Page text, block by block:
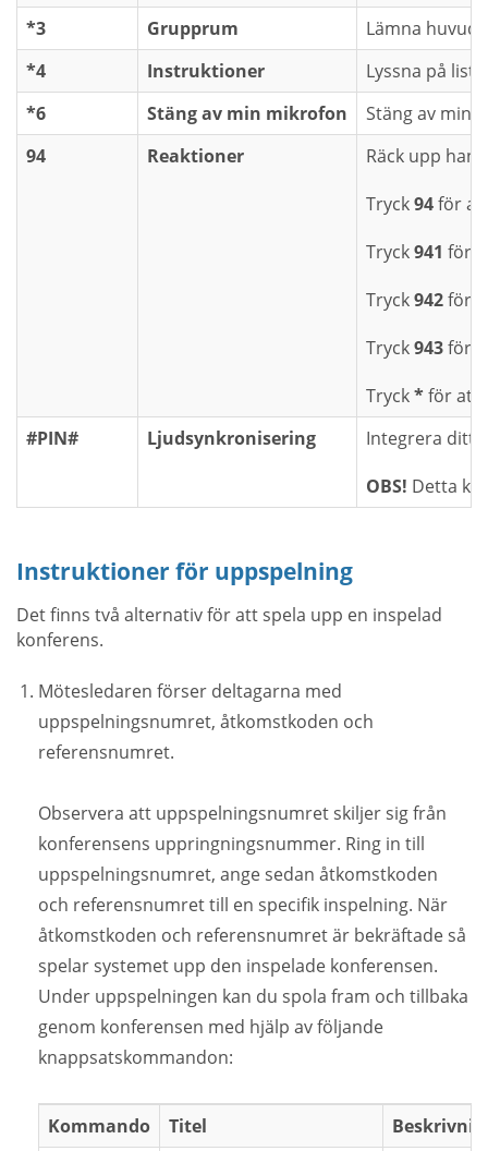
*3
Grupprum
Lämna
*4
Instruktioner
Lyssna på
*6
Stäng av min mikrofon
Stäng av min
94
Reaktioner
Räck upp
Tryck94för
Tryck941 för
Tryck942för
Tryck943för
Tryck*för att
#PIN#
Ljudsynkronisering
Integrera ditt
OBS! Detta
Instruktioner för uppspelning
Det finns två alternativ för att spela upp en inspelad
konferens.
Mötesledaren förser deltagarna med
uppspelningsnumret, åtkomstkoden och
referensnumret.
Observera att uppspelningsnumret skiljer sig från
konferensens uppringningsnummer. Ring in till
uppspelningsnumret, ange sedan åtkomstkoden
och referensnumret till en specifik inspelning. När
åtkomstkoden och referensnumret är bekräftade så
spelar systemet upp den inspelade konferensen.
Under uppspelningen kan du spola fram och tillbaka
genom konferensen med hjälp av följande
knappsatskommandon:
Kommando Titel